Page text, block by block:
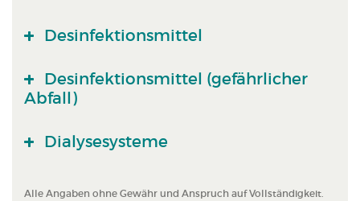
Desinfektionsmittel
Desinfektionsmittel (gefährlicher
Abfall)
Dialysesysteme
Alle Angaben ohne Gewähr und Anspruch auf Vollständigkeit.